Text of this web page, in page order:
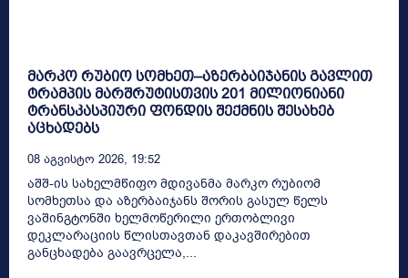
მარკო რუბიო სომხეთ–აზერბაიჯანის გავლით
ტრამპის მარშრუტისთვის 201 მილიონიანი
ტრანსკასპიური ფონდის შექმნის შესახებ
აცხადებს
08 Აგვისტო 2026, 19:52
აშშ-ის სახელმწიფო მდივანმა მარკო რუბიომ
სომხეთსა და აზერბაიჯანს შორის გასულ წელს
ვაშინგტონში ხელმოწერილი ერთობლივი
დეკლარაციის წლისთავთან დაკავშირებით
განცხადება გაავრცელა,...